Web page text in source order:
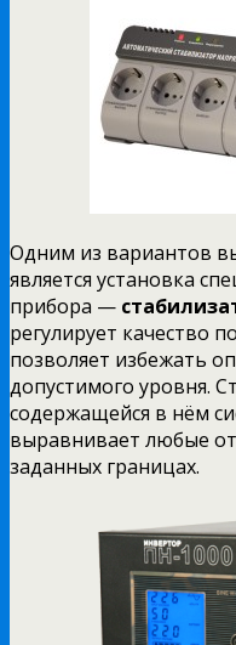
Одним из вариантов
является установка
прибора —
регулирует качество
позволяет избежать
допустимого уровня.
содержащейся в нём
выравнивает любые
заданных границах.